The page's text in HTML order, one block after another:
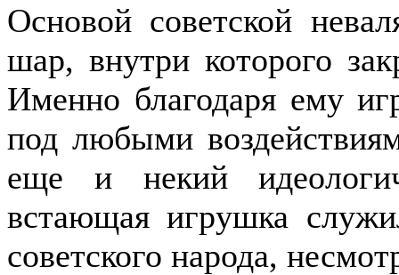
Основой советской
шар, внутри которого
Именно благодаря ему
под любыми
еще и некий
встающая игрушка
советского народа,